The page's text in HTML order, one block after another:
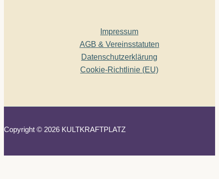
Impressum
AGB & Vereinsstatuten
Datenschutzerklärung
Cookie-Richtlinie (EU)
Copyright © 2026 KULTKRAFTPLATZ